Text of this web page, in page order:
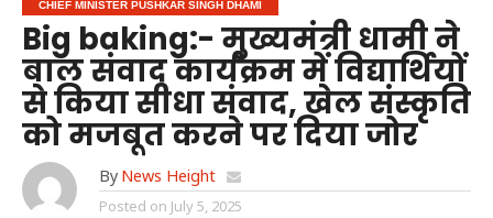
CHIEF MINISTER PUSHKAR SINGH DHAMI
Big baking:- मुख्यमंत्री धामी ने
बाल संवाद कार्यक्रम में विद्यार्थियों
से किया सीधा संवाद, खेल संस्कृति
को मजबूत करने पर दिया जोर
By News Height
Posted on July 5, 2025